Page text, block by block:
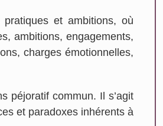
et ambitions, où
ambitions, engagements,
charges émotionnelles,
péjoratif commun. Il s’agit
et paradoxes inhérents à